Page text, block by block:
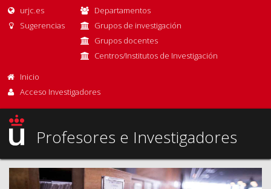
urjc.es
Sugerencias
Departamentos
Grupos de investigación
Grupos docentes
Centros/Institutos de Investigación
Inicio
Acceso Investigadores
Profesores e Investigadores